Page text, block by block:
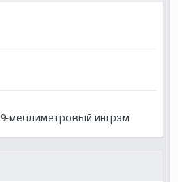
меллиметровый ингрэм